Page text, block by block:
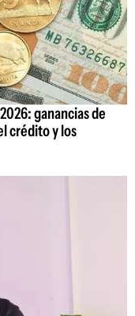
ganancias de
crédito y los